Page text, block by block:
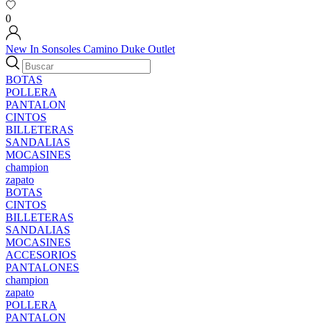
0
New In Sonsoles Camino Duke Outlet
BOTAS
POLLERA
PANTALON
CINTOS
BILLETERAS
SANDALIAS
MOCASINES
champion
zapato
BOTAS
CINTOS
BILLETERAS
SANDALIAS
MOCASINES
ACCESORIOS
PANTALONES
champion
zapato
POLLERA
PANTALON